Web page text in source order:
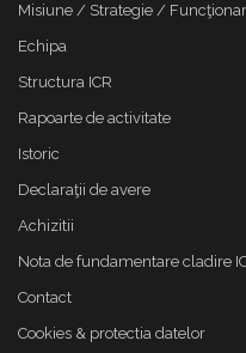
Misiune / Strategie /
Echipa
Structura ICR
Rapoarte de activitate
Istoric
Declaraţii de avere
Achizitii
Nota de fundamentare cladire
Contact
Cookies & protectia datelor